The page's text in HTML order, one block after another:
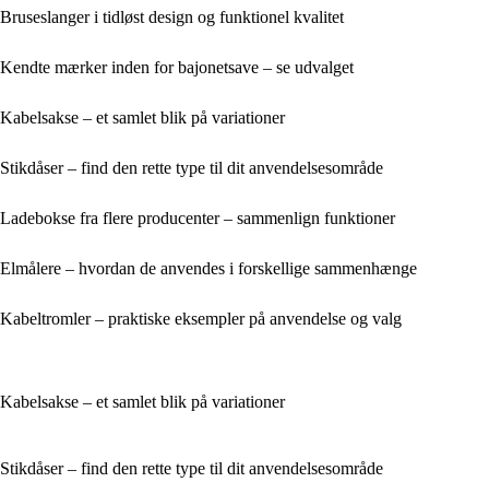
Bruseslanger i tidløst design og funktionel kvalitet
Kendte mærker inden for bajonetsave – se udvalget
Kabelsakse – et samlet blik på variationer
Stikdåser – find den rette type til dit anvendelsesområde
Ladebokse fra flere producenter – sammenlign funktioner
Elmålere – hvordan de anvendes i forskellige sammenhænge
Kabeltromler – praktiske eksempler på anvendelse og valg
Kabelsakse – et samlet blik på variationer
Stikdåser – find den rette type til dit anvendelsesområde